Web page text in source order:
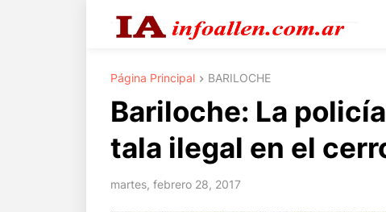
Página Principal BARILOCHE
Bariloche: La
tala ilegal en el
martes, febrero 28, 2017